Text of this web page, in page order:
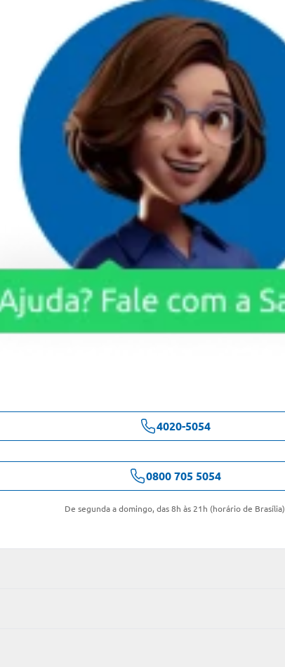
4020-5054
0800 705 5054
De segunda a domingo, das 8h às 21h (horário de Brasília)